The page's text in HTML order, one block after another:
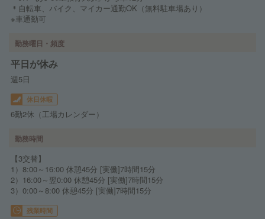
＊自転車、バイク、マイカー通勤OK（無料駐車場あり）
※車通勤可
勤務曜日・頻度
平日が休み
週5日
休日休暇
6勤2休（工場カレンダー）
勤務時間
【3交替】
1）8:00～16:00 休憩45分 [実働]7時間15分
2）16:00～翌0:00 休憩45分 [実働]7時間15分
3）0:00～8:00 休憩45分 [実働]7時間15分
残業時間